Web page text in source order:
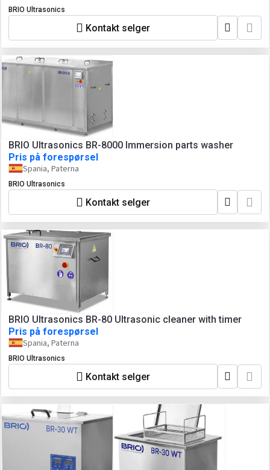
BRIO Ultrasonics
Kontakt selger
BRIO Ultrasonics BR-8000 Immersion parts washer
Pris på forespørsel
Spania, Paterna
BRIO Ultrasonics
Kontakt selger
BRIO Ultrasonics BR-80 Ultrasonic cleaner with timer
Pris på forespørsel
Spania, Paterna
BRIO Ultrasonics
Kontakt selger